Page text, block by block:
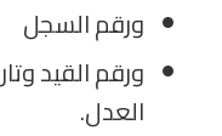
ورقم السجل
ورقم القيد
العدل.